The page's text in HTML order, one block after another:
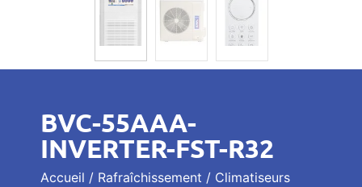
BVC-55AAA-
INVERTER-FST-R32
Accueil / Rafraîchissement / Climatiseurs